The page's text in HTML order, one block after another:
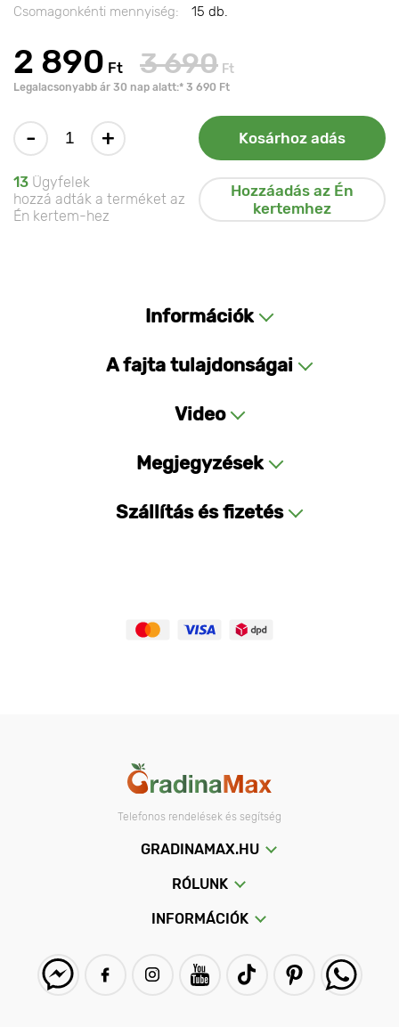
Csomagonkénti mennyiség:
15 db.
2 890 Ft 3 690 Ft
Legalacsonyabb ár 30 nap alatt:* 3 690 Ft
- + Kosárhoz adás
13 Ügyfelek
hozzá adták a terméket az
Én kertem-hez
Hozzáadás az Én
kertemhez
Információk
A fajta tulajdonságai
Video
Megjegyzések
Szállítás és fizetés
Telefonos rendelések és segítség
GRADINAMAX.HU
RÓLUNK
INFORMÁCIÓK